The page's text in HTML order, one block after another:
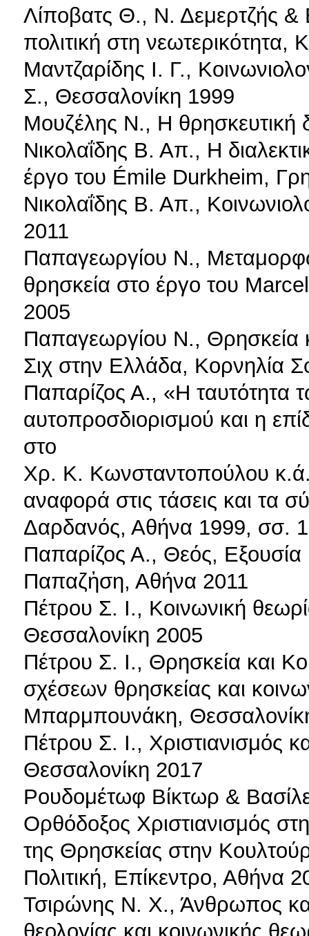
Λίποβατς Θ., Ν. Δεμερτζής &
πολιτική στη νεωτερικότητα,
Μαντζαρίδης Ι. Γ.,
Σ., Θεσσαλονίκη 1999
Μουζέλης Ν., Η θρησκευτική
Νικολαΐδης Β. Απ., Η
έργο του Émile Durkheim,
Νικολαΐδης Β. Απ.,
2011
Παπαγεωργίου Ν.,
θρησκεία στο έργο του
2005
Παπαγεωργίου Ν., Θρησκεία
Σιχ στην Ελλάδα, Κορνηλία
Παπαρίζος Α., «Η ταυτότητα
αυτοπροσδιορισμού και η
στο
Χρ. Κ. Κωνσταντοπούλου κ.ά.
αναφορά στις τάσεις και
Δαρδανός, Αθήνα 1999, σσ.
Παπαρίζος Α., Θεός, Εξουσία
Παπαζἠση, Αθήνα 2011
Πέτρου Σ. Ι., Κοινωνική
Θεσσαλονίκη 2005
Πέτρου Σ. Ι., Θρησκεία και
σχέσεων θρησκείας και
Μπαρμπουνάκη,
Πέτρου Σ. Ι., Χριστιανισμός
Θεσσαλονίκη 2017
Ρουδομέτωφ Βίκτωρ &
Ορθόδοξος Χριστιανισμός
της Θρησκείας στην
Πολιτική, Επίκεντρο, Αθήνα
Τσιρώνης Ν. Χ., Άνθρωπος